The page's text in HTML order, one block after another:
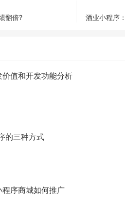
翻倍?
酒业小程序
值和开发功能分析
的三种方式
序商城如何推广